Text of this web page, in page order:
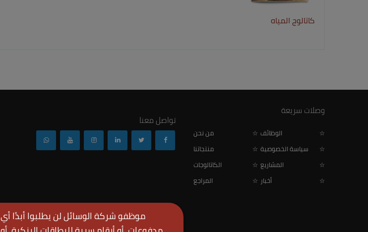
كاتالوج المياه
وصلات سريعة
من نحن
الوظائف
منتجاتنا
سياسة الخصوصية
الكاتالوجات
المشاريع
المراجع
أخبار
تواصل معنا
موظفو شركة الوسائل لن يطلبوا أبدًا أي